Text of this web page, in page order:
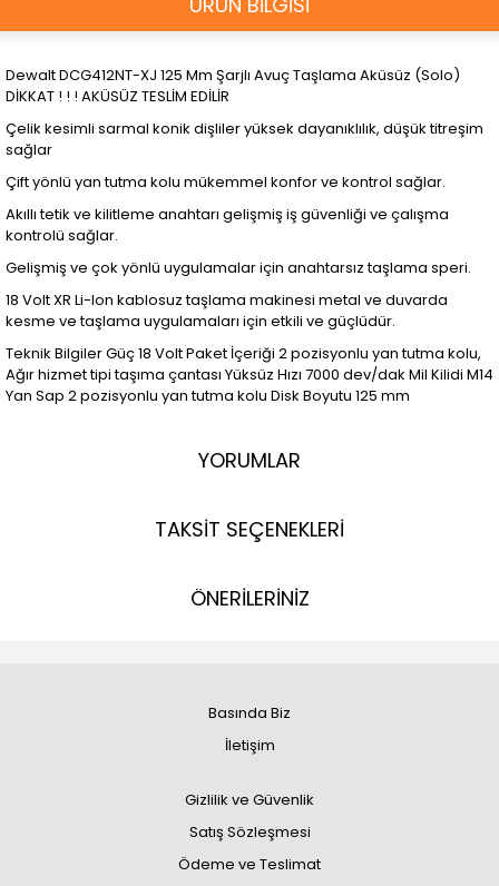
Dewalt DCG412NT-XJ 125 Mm Şarjlı Avuç Taşlama Aküsüz (Solo)
DİKKAT ! ! ! AKÜSÜZ TESLİM EDİLİR
Çelik kesimli sarmal konik dişliler yüksek dayanıklılık, düşük titreşim
sağlar
Çift yönlü yan tutma kolu mükemmel konfor ve kontrol sağlar.
Akıllı tetik ve kilitleme anahtarı gelişmiş iş güvenliği ve çalışma
kontrolü sağlar.
Gelişmiş ve çok yönlü uygulamalar için anahtarsız taşlama speri.
18 Volt XR Li-Ion kablosuz taşlama makinesi metal ve duvarda
kesme ve taşlama uygulamaları için etkili ve güçlüdür.
Teknik Bilgiler Güç 18 Volt Paket İçeriği 2 pozisyonlu yan tutma kolu,
Ağır hizmet tipi taşıma çantası Yüksüz Hızı 7000 dev/dak Mil Kilidi M14
Yan Sap 2 pozisyonlu yan tutma kolu Disk Boyutu 125 mm
YORUMLAR
TAKSİT SEÇENEKLERİ
ÖNERİLERİNİZ
Basında Biz
İletişim
Gizlilik ve Güvenlik
Satış Sözleşmesi
Ödeme ve Teslimat